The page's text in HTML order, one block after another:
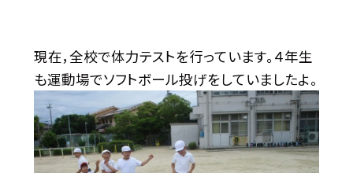
現在，全校で体力テストを行っています。４年生
も運動場でソフトボール投げをしていましたよ。